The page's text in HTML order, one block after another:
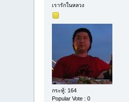
เรารักในหลวง
กระทู้: 164
Popular Vote : 0